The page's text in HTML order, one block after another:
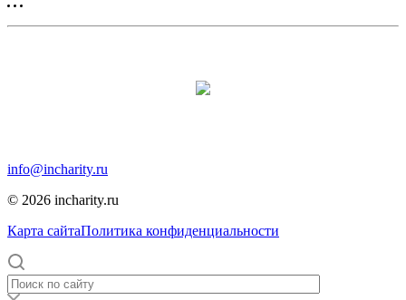
info@incharity.ru
© 2026 incharity.ru
Карта сайтаПолитика конфиденциальности